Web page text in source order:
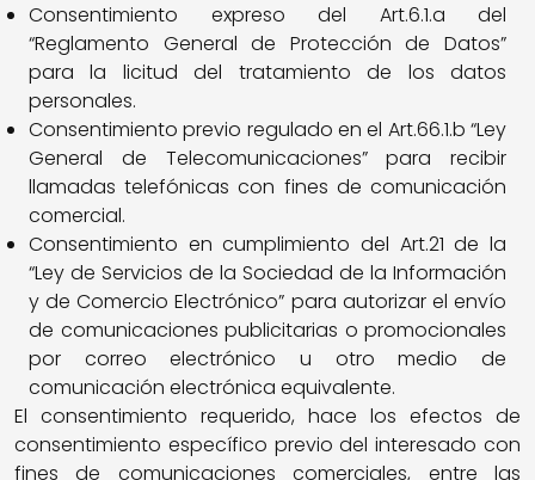
Consentimiento expreso del Art.6.1.a del
“Reglamento General de Protección de Datos”
para la licitud del tratamiento de los datos
personales.
Consentimiento previo regulado en el Art.66.1.b “Ley
General de Telecomunicaciones” para recibir
llamadas telefónicas con fines de comunicación
comercial.
Consentimiento en cumplimiento del Art.21 de la
“Ley de Servicios de la Sociedad de la Información
y de Comercio Electrónico” para autorizar el envío
de comunicaciones publicitarias o promocionales
por correo electrónico u otro medio de
comunicación electrónica equivalente.
El consentimiento requerido, hace los efectos de
consentimiento específico previo del interesado con
fines de comunicaciones comerciales, entre las